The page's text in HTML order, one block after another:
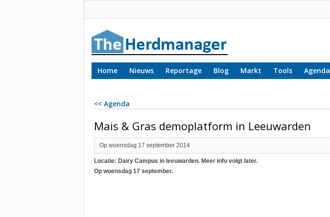
Home Nieuws Reportage Blog Markt Tools Agenda
<< Agenda
Mais & Gras demoplatform in Leeuwarden
Op woensdag 17 september 2014
Locatie: Dairy Campus in leeuwarden. Meer info volgt later.
Op woensdag 17 september.